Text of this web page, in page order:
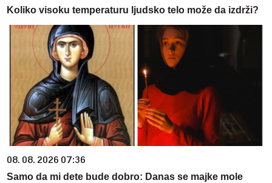
Koliko visoku temperaturu ljudsko telo može da izdrži?
08. 08. 2026 07:36
Samo da mi dete bude dobro: Danas se majke mole